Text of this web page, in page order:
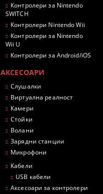
Контролери за Nintendo
SWITCH
Контролери Nintendo Wii
Контролери за Nintendo
Wii U
Контролери за Android/iOS
АКСЕСОАРИ
Слушалки
Виртуална реалност
Камери
Стойки
Волани
Зарядни станции
Микрофони
Кабели
USB кабели
Аксесоари за контролери